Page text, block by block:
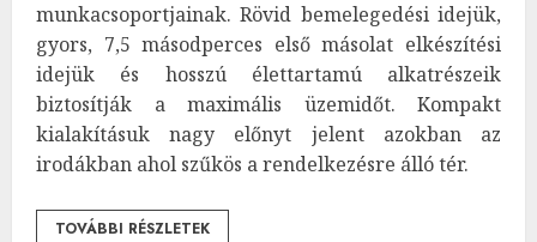
munkacsoportjainak. Rövid bemelegedési idejük,
gyors, 7,5 másodperces első másolat elkészítési
idejük és hosszú élettartamú alkatrészeik
biztosítják a maximális üzemidőt. Kompakt
kialakításuk nagy előnyt jelent azokban az
irodákban ahol szűkös a rendelkezésre álló tér.
TOVÁBBI RÉSZLETEK